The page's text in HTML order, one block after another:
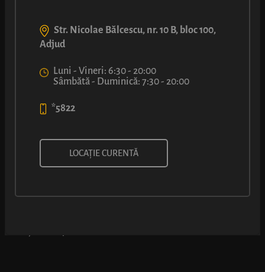
ȘTRUDEL CU UMPLUTURĂ
CREMOASĂ CU IAURT
Str. Nicolae Bălcescu, nr. 10 B, bloc 100,
Adjud
Luni - Vineri: 6:30 - 20:00
Sâmbătă - Duminică: 7:30 - 20:00
*5822
LOCAȚIE CURENTĂ